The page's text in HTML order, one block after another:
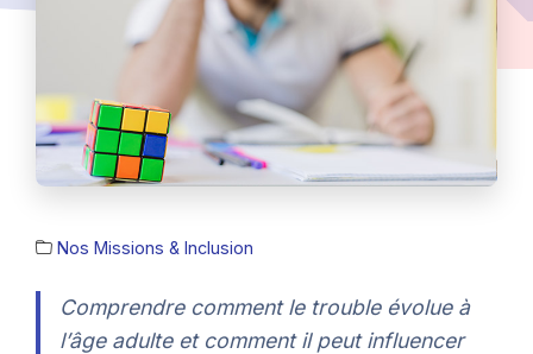
Nos Missions & Inclusion
Comprendre comment le trouble évolue à
l’âge adulte et comment il peut influencer